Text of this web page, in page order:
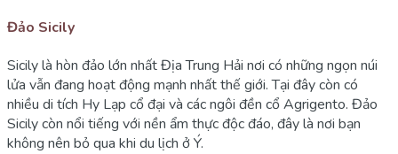
Đảo Sicily
Sicily là hòn đảo lớn nhất Địa Trung Hải nơi có những ngọn núi
lửa vẫn đang hoạt động mạnh nhất thế giới. Tại đây còn có
nhiều di tích Hy Lạp cổ đại và các ngôi đền cổ Agrigento. Đảo
Sicily còn nổi tiếng với nền ẩm thực độc đáo, đây là nơi bạn
không nên bỏ qua khi du lịch ở Ý.